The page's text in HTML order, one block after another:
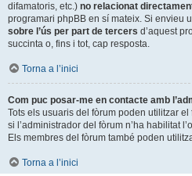
difamatoris, etc.) no relacionat
programari phpBB en sí mateix. Si envieu
sobre l’ús per part de tercers d’aquest
succinta o, fins i tot, cap resposta.
Torna a l’inici
Com puc posar-me en contacte amb
Tots els usuaris del fòrum poden utilitzar el
si l’administrador del fòrum n’ha habilitat
Els membres del fòrum també poden
Torna a l’inici